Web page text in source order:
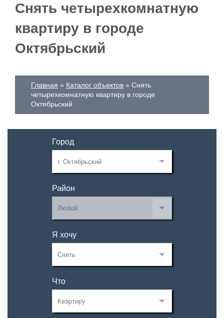
Снять четырехкомнатную
квартиру в городе
Октябрьский
Главная Каталог объектов
Снять
четырехкомнатную квартиру в городе
Октябрьский
Город
Район
Я хочу
Что